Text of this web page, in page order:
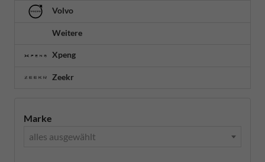
Volvo
Weitere
Xpeng
Zeekr
Marke
alles ausgewählt